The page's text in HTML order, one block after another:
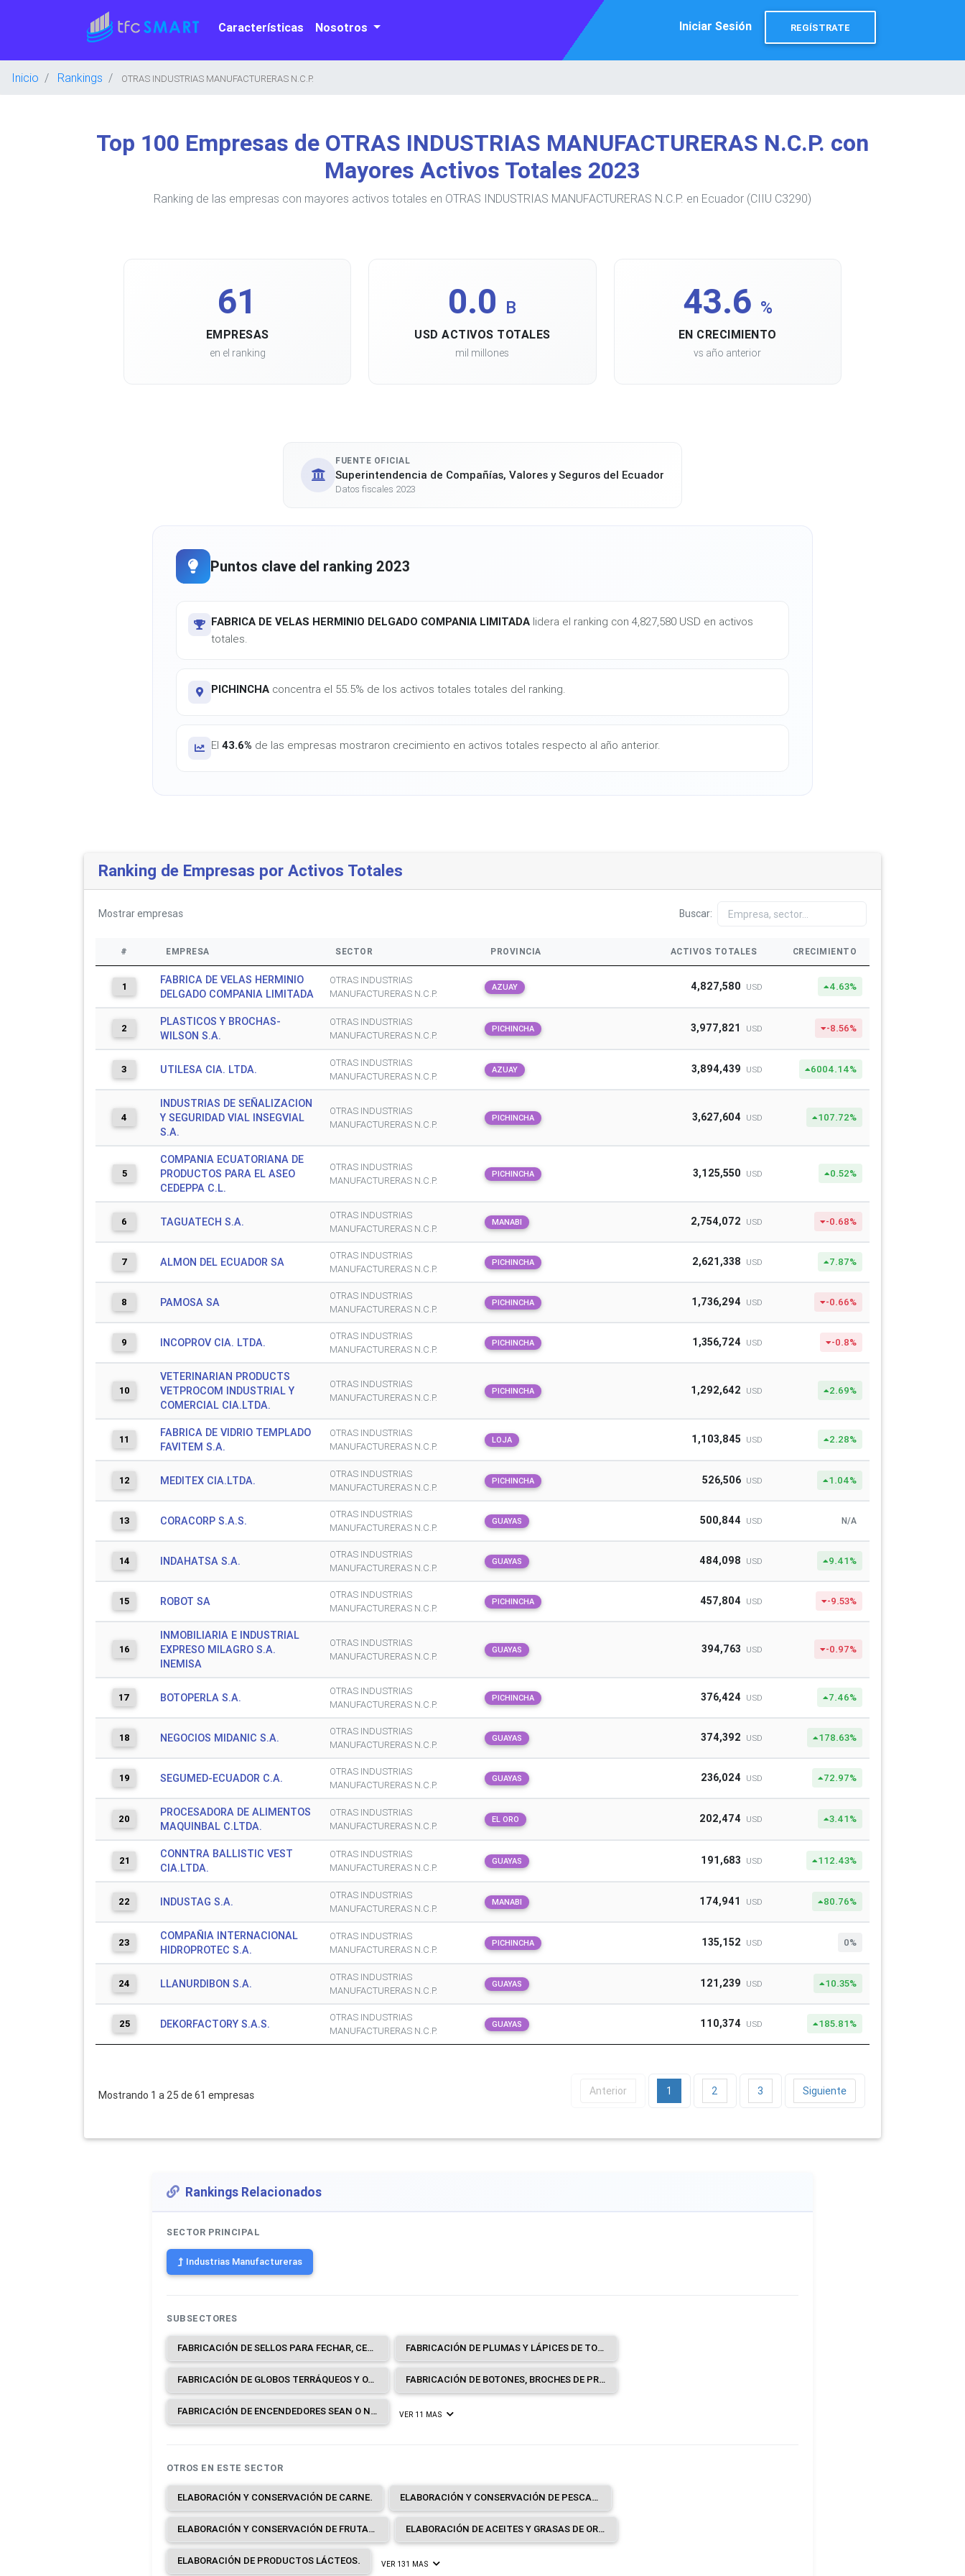
Características Nosotros Iniciar Sesión REGÍSTRATE
Inicio Rankings OTRAS INDUSTRIAS MANUFACTURERAS N.C.P.
Top 100 Empresas de OTRAS INDUSTRIAS MANUFACTURERAS N.C.P. con
Mayores Activos Totales 2023
Ranking de las empresas con mayores activos totales en OTRAS INDUSTRIAS MANUFACTURERAS N.C.P. en Ecuador (CIIU C3290)
61
EMPRESAS
en el ranking
0.0 B
USD ACTIVOS TOTALES
mil millones
43.6 %
EN CRECIMIENTO
vs año anterior
FUENTE OFICIAL
Superintendencia de Compañías, Valores y Seguros del Ecuador
Datos fiscales 2023
Puntos clave del ranking 2023
FABRICA DE VELAS HERMINIO DELGADO COMPANIA LIMITADA lidera el ranking con 4,827,580 USD en activos
totales.
PICHINCHA concentra el 55.5% de los activos totales totales del ranking.
El 43.6% de las empresas mostraron crecimiento en activos totales respecto al año anterior.
Ranking de Empresas por Activos Totales
Mostrarempresas Buscar:
# EMPRESA SECTOR PROVINCIA ACTIVOS TOTALES CRECIMIENTO
1
FABRICA DE VELAS HERMINIO
DELGADO COMPANIA LIMITADA
OTRAS INDUSTRIAS
MANUFACTURERAS N.C.P.
AZUAY 4,827,580 USD 4.63%
2
PLASTICOS Y BROCHAS-
WILSON S.A.
OTRAS INDUSTRIAS
MANUFACTURERAS N.C.P.
PICHINCHA 3,977,821 USD -8.56%
3 UTILESA CIA. LTDA.
OTRAS INDUSTRIAS
MANUFACTURERAS N.C.P.
AZUAY 3,894,439 USD 6004.14%
4
INDUSTRIAS DE SEÑALIZACION
Y SEGURIDAD VIAL INSEGVIAL
S.A.
OTRAS INDUSTRIAS
MANUFACTURERAS N.C.P.
PICHINCHA 3,627,604 USD 107.72%
5
COMPANIA ECUATORIANA DE
PRODUCTOS PARA EL ASEO
CEDEPPA C.L.
OTRAS INDUSTRIAS
MANUFACTURERAS N.C.P.
PICHINCHA 3,125,550 USD 0.52%
6 TAGUATECH S.A.
OTRAS INDUSTRIAS
MANUFACTURERAS N.C.P.
MANABI 2,754,072 USD -0.68%
7 ALMON DEL ECUADOR SA
OTRAS INDUSTRIAS
MANUFACTURERAS N.C.P.
PICHINCHA 2,621,338 USD 7.87%
8 PAMOSA SA
OTRAS INDUSTRIAS
MANUFACTURERAS N.C.P.
PICHINCHA 1,736,294 USD -0.66%
9 INCOPROV CIA. LTDA.
OTRAS INDUSTRIAS
MANUFACTURERAS N.C.P.
PICHINCHA 1,356,724 USD -0.8%
10
VETERINARIAN PRODUCTS
VETPROCOM INDUSTRIAL Y
COMERCIAL CIA.LTDA.
OTRAS INDUSTRIAS
MANUFACTURERAS N.C.P.
PICHINCHA 1,292,642 USD 2.69%
11
FABRICA DE VIDRIO TEMPLADO
FAVITEM S.A.
OTRAS INDUSTRIAS
MANUFACTURERAS N.C.P.
LOJA 1,103,845 USD 2.28%
12 MEDITEX CIA.LTDA.
OTRAS INDUSTRIAS
MANUFACTURERAS N.C.P.
PICHINCHA 526,506 USD 1.04%
13 CORACORP S.A.S.
OTRAS INDUSTRIAS
MANUFACTURERAS N.C.P.
GUAYAS 500,844 USD N/A
14 INDAHATSA S.A.
OTRAS INDUSTRIAS
MANUFACTURERAS N.C.P.
GUAYAS 484,098 USD 9.41%
15 ROBOT SA
OTRAS INDUSTRIAS
MANUFACTURERAS N.C.P.
PICHINCHA 457,804 USD -9.53%
16
INMOBILIARIA E INDUSTRIAL
EXPRESO MILAGRO S.A.
INEMISA
OTRAS INDUSTRIAS
MANUFACTURERAS N.C.P.
GUAYAS 394,763 USD -0.97%
17 BOTOPERLA S.A.
OTRAS INDUSTRIAS
MANUFACTURERAS N.C.P.
PICHINCHA 376,424 USD 7.46%
18 NEGOCIOS MIDANIC S.A.
OTRAS INDUSTRIAS
MANUFACTURERAS N.C.P.
GUAYAS 374,392 USD 178.63%
19 SEGUMED-ECUADOR C.A.
OTRAS INDUSTRIAS
MANUFACTURERAS N.C.P.
GUAYAS 236,024 USD 72.97%
20
PROCESADORA DE ALIMENTOS
MAQUINBAL C.LTDA.
OTRAS INDUSTRIAS
MANUFACTURERAS N.C.P.
EL ORO 202,474 USD 3.41%
21
CONNTRA BALLISTIC VEST
CIA.LTDA.
OTRAS INDUSTRIAS
MANUFACTURERAS N.C.P.
GUAYAS 191,683 USD 112.43%
22 INDUSTAG S.A.
OTRAS INDUSTRIAS
MANUFACTURERAS N.C.P.
MANABI 174,941 USD 80.76%
23
COMPAÑIA INTERNACIONAL
HIDROPROTEC S.A.
OTRAS INDUSTRIAS
MANUFACTURERAS N.C.P.
PICHINCHA 135,152 USD 0%
24 LLANURDIBON S.A.
OTRAS INDUSTRIAS
MANUFACTURERAS N.C.P.
GUAYAS 121,239 USD 10.35%
25 DEKORFACTORY S.A.S.
OTRAS INDUSTRIAS
MANUFACTURERAS N.C.P.
GUAYAS 110,374 USD 185.81%
Mostrando 1 a 25 de 61 empresas Anterior 1 2 3 Siguiente
Rankings Relacionados
SECTOR PRINCIPAL
Industrias Manufactureras
SUBSECTORES
FABRICACIÓN DE SELLOS PARA FECHAR, CERRAR O NUMERAR, APARATOS MANUALES PARA IMPRIMIR Y ESTAMPAR EN RELIEVE, MEMBRETES, APARATOS DE IMPRESIÓN MANUAL, CINTAS PREPARADAS PARA MÁQUINAS DE ESCRIBIR Y ALMOHADILLAS ENTINTADAS. FABRICACIÓN DE PLUMAS Y LÁPICES DE TODA CLASE, SEAN O NO MECÁNICOS, INCLUIDO MINAS PARA LÁPICES.
FABRICACIÓN DE GLOBOS TERRÁQUEOS Y OTROS INSTRUMENTOS, APARATOS Y MODELOS DISEÑADOS PARA DEMOSTRACIONES. FABRICACIÓN DE BOTONES, BROCHES DE PRESIÓN, CORCHETES DE PRESIÓN, CIERRES DE CREMALLERA (EXCEPTO METÁLICOS).
FABRICACIÓN DE ENCENDEDORES SEAN O NO MECÁNICOS, ELÉCTRICOS Y DE OTRO TIPO INCLUIDO SUS REPUESTOS. VER 11 MAS
OTROS EN ESTE SECTOR
ELABORACIÓN Y CONSERVACIÓN DE CARNE. ELABORACIÓN Y CONSERVACIÓN DE PESCADOS, CRUSTÁCEOS Y MOLUSCOS.
ELABORACIÓN Y CONSERVACIÓN DE FRUTAS, LEGUMBRES Y HORTALIZAS. ELABORACIÓN DE ACEITES Y GRASAS DE ORIGEN VEGETAL Y ANIMAL.
ELABORACIÓN DE PRODUCTOS LÁCTEOS. VER 131 MAS